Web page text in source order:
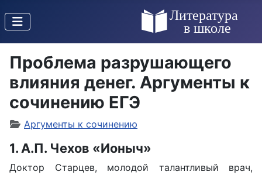
Проблема разрушающего
влияния денег. Аргументы к
сочинению ЕГЭ
Аргументы к сочинению
1. А.П. Чехов «Ионыч»
Доктор Старцев, молодой талантливый врач,